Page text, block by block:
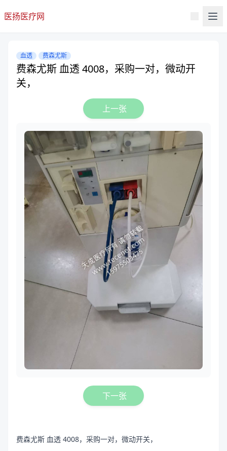
医扬医疗网
血透 费森尤斯
费森尤斯 血透 4008，采购一对，微动开
关，
上一张
下一张
费森尤斯 血透 4008，采购一对，微动开关，